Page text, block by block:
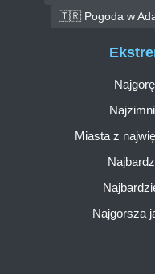
🇹🇷 Pogoda w
Miasta z
Najgorsza